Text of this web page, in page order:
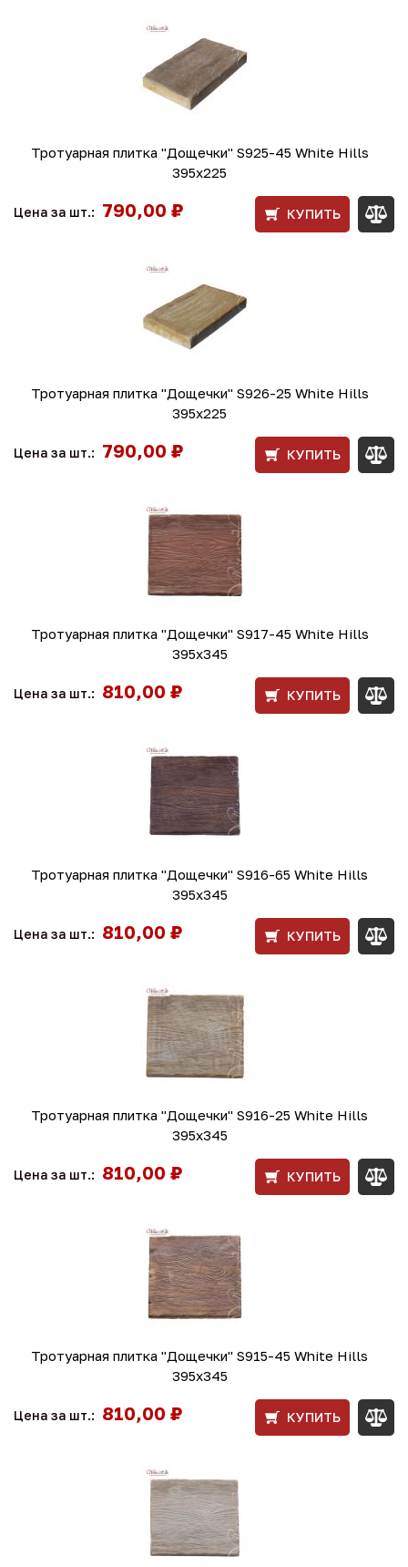
Тротуарная плитка "Дощечки" S925-45 White Hills
395х225
Цена за шт.: 790,00 ₽ КУПИТЬ
Тротуарная плитка "Дощечки" S926-25 White Hills
395х225
Цена за шт.: 790,00 ₽ КУПИТЬ
Тротуарная плитка "Дощечки" S917-45 White Hills
395х345
Цена за шт.: 810,00 ₽ КУПИТЬ
Тротуарная плитка "Дощечки" S916-65 White Hills
395х345
Цена за шт.: 810,00 ₽ КУПИТЬ
Тротуарная плитка "Дощечки" S916-25 White Hills
395х345
Цена за шт.: 810,00 ₽ КУПИТЬ
Тротуарная плитка "Дощечки" S915-45 White Hills
395х345
Цена за шт.: 810,00 ₽ КУПИТЬ